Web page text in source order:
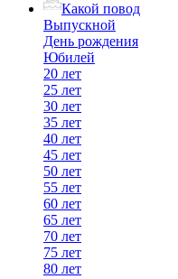
Какой повод
Выпускной
День рождения
Юбилей
20 лет
25 лет
30 лет
35 лет
40 лет
45 лет
50 лет
55 лет
60 лет
65 лет
70 лет
75 лет
80 лет